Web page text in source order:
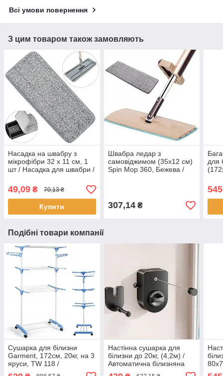
Всі умови повернення
З цим товаром також замовляють
Насадка на швабру з
мікрофібри 32 х 11 см, 1
шт / Насадка для швабри /
49,09 ₴ 70,13 ₴
Купити
Швабра ледар з
самовіджимом (35х12 см)
Spin Mop 360, Бежева /
307,14₴
для
Подібні товари компанії
Сушарка для білизни
Garment, 172см, 20кг, на 3
яруси, TW 118 /
Настінна сушарка для
білизни до 20кг, (4,2м) /
Автоматична білизняна
мотузка / Висувна сушка